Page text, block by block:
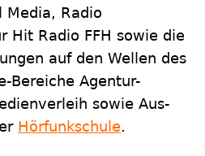
Media, Radio
Hit Radio FFH sowie die
auf den Wellen des
Bereiche Agentur-
sowie Aus-
Hörfunkschule.